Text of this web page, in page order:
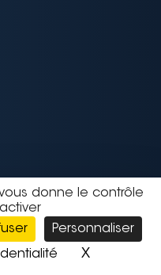
donne le contrôle
Personnaliser
XMasquer